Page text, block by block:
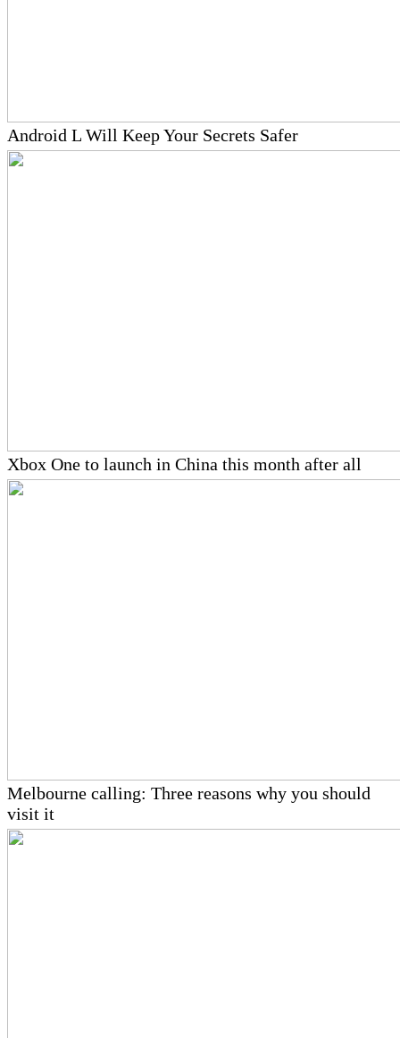
Android L Will Keep Your Secrets Safer
Xbox One to launch in China this month after all
Melbourne calling: Three reasons why you should
visit it